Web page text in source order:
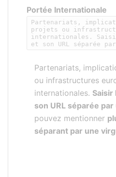
Portée Internationale
Partenariats,
ou infrastructures
internationales. Saisir
son URL séparée
pouvez mentionner
séparant par une